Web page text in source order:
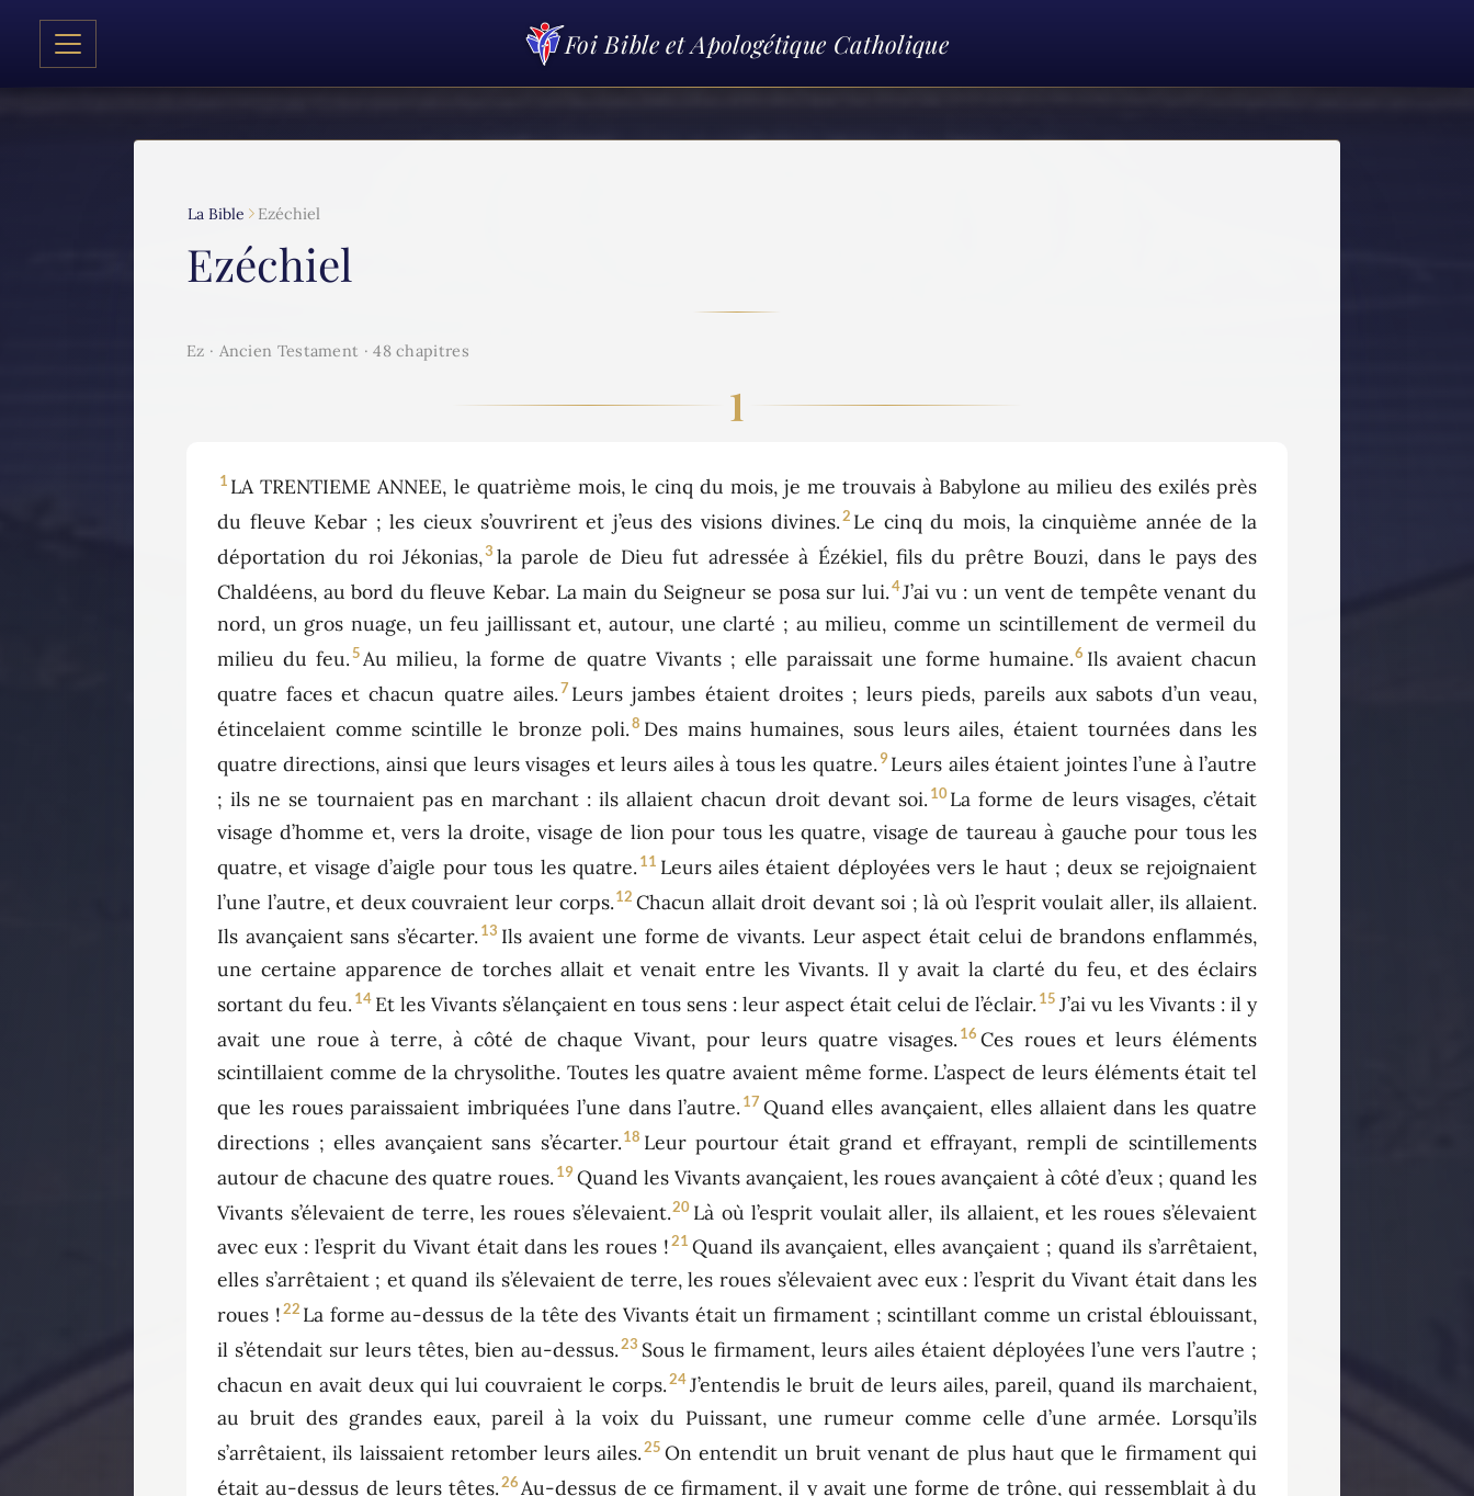
Foi Bible et Apologétique Catholique
La Bible Ezéchiel
Ezéchiel
Ez · Ancien Testament · 48 chapitres
1
1 LA TRENTIEME ANNEE, le quatrième mois, le cinq du mois, je me trouvais à Babylone au milieu des exilés près
du fleuve Kebar ; les cieux s’ouvrirent et j’eus des visions divines.2 Le cinq du mois, la cinquième année de la
déportation du roi Jékonias,3 la parole de Dieu fut adressée à Ézékiel, fils du prêtre Bouzi, dans le pays des
Chaldéens, au bord du fleuve Kebar. La main du Seigneur se posa sur lui.4J’ai vu : un vent de tempête venant du
nord, un gros nuage, un feu jaillissant et, autour, une clarté ; au milieu, comme un scintillement de vermeil du
milieu du feu.5 Au milieu, la forme de quatre Vivants ; elle paraissait une forme humaine.6 Ils avaient chacun
quatre faces et chacun quatre ailes.7 Leurs jambes étaient droites ; leurs pieds, pareils aux sabots d’un veau,
étincelaient comme scintille le bronze poli. 8 Des mains humaines, sous leurs ailes, étaient tournées dans les
quatre directions, ainsi que leurs visages et leurs ailes à tous les quatre. 9 Leurs ailes étaient jointes l’une à l’autre
; ils ne se tournaient pas en marchant : ils allaient chacun droit devant soi. 10 La forme de leurs visages, c’était
visage d’homme et, vers la droite, visage de lion pour tous les quatre, visage de taureau à gauche pour tous les
quatre, et visage d’aigle pour tous les quatre. 11 Leurs ailes étaient déployées vers le haut ; deux se rejoignaient
l’une l’autre, et deux couvraient leur corps.12 Chacun allait droit devant soi ; là où l’esprit voulait aller, ils allaient.
Ils avançaient sans s’écarter. 13 Ils avaient une forme de vivants. Leur aspect était celui de brandons enflammés,
une certaine apparence de torches allait et venait entre les Vivants. Il y avait la clarté du feu, et des éclairs
sortant du feu. 14 Et les Vivants s’élançaient en tous sens : leur aspect était celui de l’éclair. 15 J’ai vu les Vivants : il y
avait une roue à terre, à côté de chaque Vivant, pour leurs quatre visages. 16 Ces roues et leurs éléments
scintillaient comme de la chrysolithe. Toutes les quatre avaient même forme. L’aspect de leurs éléments était tel
que les roues paraissaient imbriquées l’une dans l’autre. 17 Quand elles avançaient, elles allaient dans les quatre
directions ; elles avançaient sans s’écarter.18 Leur pourtour était grand et effrayant, rempli de scintillements
autour de chacune des quatre roues. 19 Quand les Vivants avançaient, les roues avançaient à côté d’eux ; quand les
Vivants s’élevaient de terre, les roues s’élevaient.20 Là où l’esprit voulait aller, ils allaient, et les roues s’élevaient
avec eux : l’esprit du Vivant était dans les roues !21 Quand ils avançaient, elles avançaient ; quand ils s’arrêtaient,
elles s’arrêtaient ; et quand ils s’élevaient de terre, les roues s’élevaient avec eux : l’esprit du Vivant était dans les
roues !22 La forme au-dessus de la tête des Vivants était un firmament ; scintillant comme un cristal éblouissant,
il s’étendait sur leurs têtes, bien au-dessus.23 Sous le firmament, leurs ailes étaient déployées l’une vers l’autre ;
chacun en avait deux qui lui couvraient le corps.24J’entendis le bruit de leurs ailes, pareil, quand ils marchaient,
au bruit des grandes eaux, pareil à la voix du Puissant, une rumeur comme celle d’une armée. Lorsqu’ils
s’arrêtaient, ils laissaient retomber leurs ailes. 25 On entendit un bruit venant de plus haut que le firmament qui
était au-dessus de leurs têtes.26 Au-dessus de ce firmament, il y avait une forme de trône, qui ressemblait à du